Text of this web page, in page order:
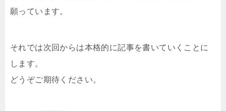
願っています。
それでは次回からは本格的に記事を書いていくことに
します。
どうぞご期待ください。